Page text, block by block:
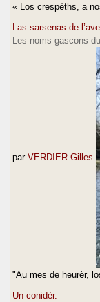
« Los crespèths, a
Las sarsenas de
Les noms gascons
par VERDIER Gilles
"Au mes de heurèr,
Un conidèr.